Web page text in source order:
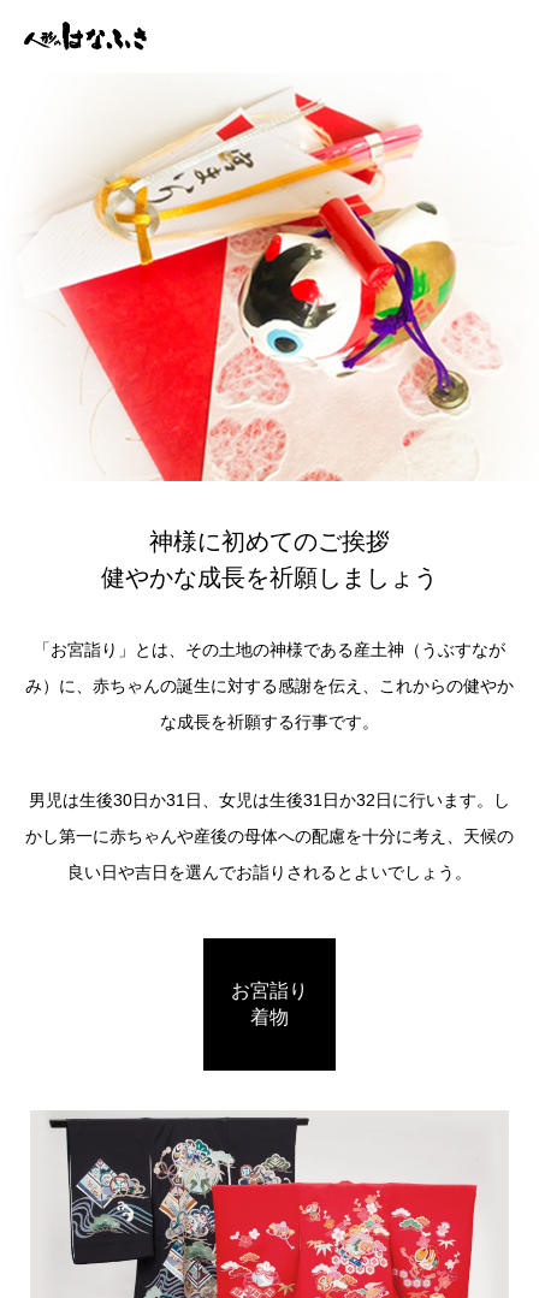
神様に初めてのご挨拶
健やかな成長を祈願しましょう
「お宮詣り」とは、その土地の神様である産土神（うぶすなが
み）に、赤ちゃんの誕生に対する感謝を伝え、これからの健やか
な成長を祈願する行事です。
男児は生後30日か31日、女児は生後31日か32日に行います。し
かし第一に赤ちゃんや産後の母体への配慮を十分に考え、天候の
良い日や吉日を選んでお詣りされるとよいでしょう。
お宮詣り
着物